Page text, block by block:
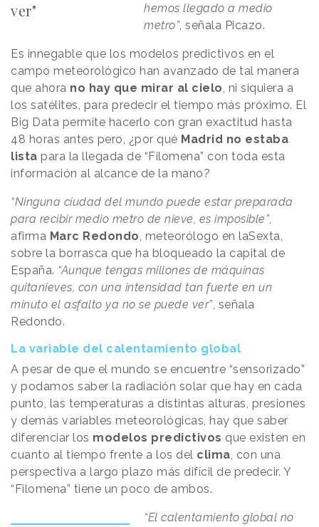
ver"
hemos llegado a medio
metro”, señala Picazo.
Es innegable que los modelos predictivos en el
campo meteorológico han avanzado de tal manera
que ahora no hay que mirar al cielo, ni siquiera a
los satélites, para predecir el tiempo más próximo. El
Big Data permite hacerlo con gran exactitud hasta
48 horas antes pero, ¿por qué Madrid no estaba
lista para la llegada de “Filomena” con toda esta
información al alcance de la mano?
“Ninguna ciudad del mundo puede estar preparada
para recibir medio metro de nieve, es imposible”,
afirma Marc Redondo, meteorólogo en laSexta,
sobre la borrasca que ha bloqueado la capital de
España. “Aunque tengas millones de máquinas
quitanieves, con una intensidad tan fuerte en un
minuto el asfalto ya no se puede ver”, señala
Redondo.
La variable del calentamiento global
A pesar de que el mundo se encuentre “sensorizado”
y podamos saber la radiación solar que hay en cada
punto, las temperaturas a distintas alturas, presiones
y demás variables meteorológicas, hay que saber
diferenciar los modelos predictivos que existen en
cuanto al tiempo frente a los del clima, con una
perspectiva a largo plazo más difícil de predecir. Y
“Filomena” tiene un poco de ambos.
“El calentamiento global no